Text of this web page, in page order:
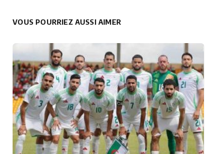
VOUS POURRIEZ AUSSI AIMER